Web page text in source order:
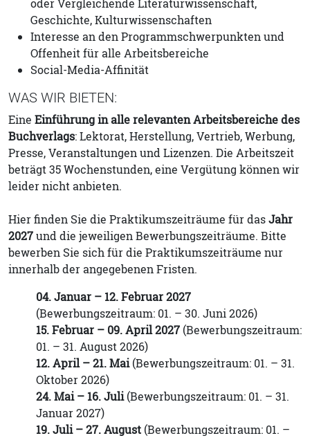
oder Vergleichende Literaturwissenschaft,
Geschichte, Kulturwissenschaften
Interesse an den Programmschwerpunkten und
Offenheit für alle Arbeitsbereiche
Social-Media-Affinität
WAS WIR BIETEN:
Eine Einführung in alle relevanten Arbeitsbereiche des
Buchverlags: Lektorat, Herstellung, Vertrieb, Werbung,
Presse, Veranstaltungen und Lizenzen. Die Arbeitszeit
beträgt 35 Wochenstunden, eine Vergütung können wir
leider nicht anbieten.
Hier finden Sie die Praktikumszeiträume für dasJahr
2027und die jeweiligen Bewerbungszeiträume. Bitte
bewerben Sie sich für die Praktikumszeiträume nur
innerhalb der angegebenen Fristen.
04. Januar – 12. Februar 2027
(Bewerbungszeitraum: 01. – 30. Juni 2026)
15. Februar – 09. April 2027 (Bewerbungszeitraum:
01. – 31. August 2026)
12. April – 21. Mai(Bewerbungszeitraum: 01. – 31.
Oktober 2026)
24. Mai – 16. Juli(Bewerbungszeitraum: 01. – 31.
Januar 2027)
19. Juli – 27. August (Bewerbungszeitraum: 01. –